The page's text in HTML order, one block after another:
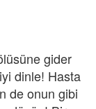
gider
dinle! Hasta
de onun gibi